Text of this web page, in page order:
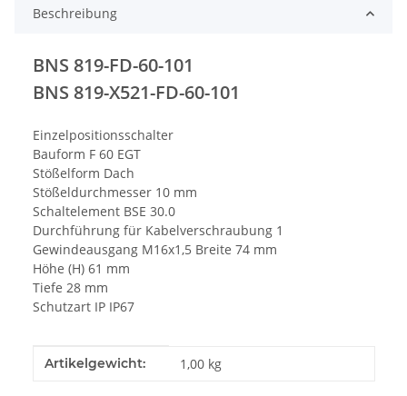
Beschreibung
BNS 819-FD-60-101
BNS 819-X521-FD-60-101
Einzelpositionsschalter
Bauform F 60 EGT
Stößelform Dach
Stößeldurchmesser 10 mm
Schaltelement BSE 30.0
Durchführung für Kabelverschraubung 1
Gewindeausgang M16x1,5 Breite 74 mm
Höhe (H) 61 mm
Tiefe 28 mm
Schutzart IP IP67
Produkteigenschaft
Wert
Artikelgewicht: 1,00 kg